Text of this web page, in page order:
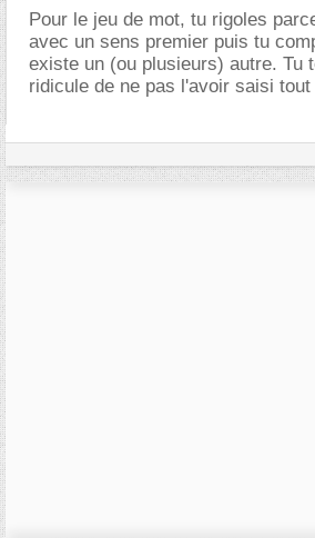
Pour le jeu de mot, tu rigoles
avec un sens premier puis tu
existe un (ou plusieurs) autre. Tu
ridicule de ne pas l'avoir saisi tout